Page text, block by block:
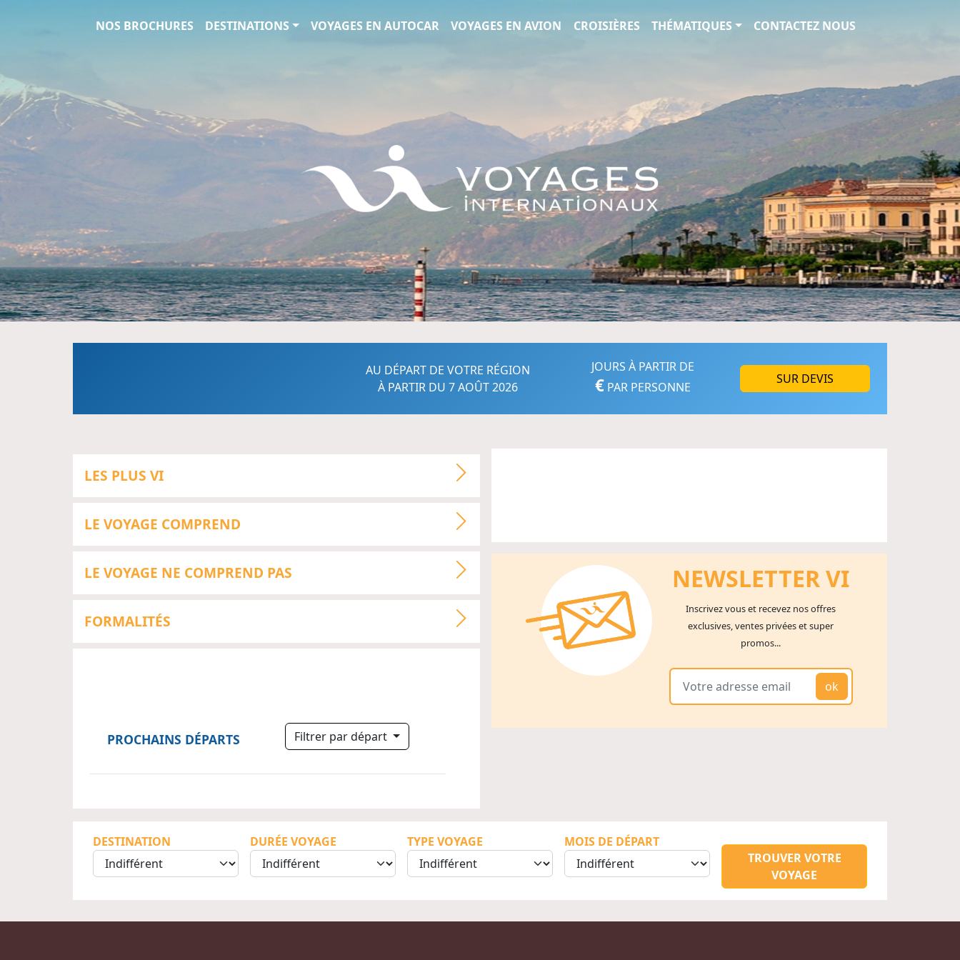
NOS BROCHURES DESTINATIONS VOYAGES EN AUTOCAR VOYAGES EN AVION CROISIÈRES THÉMATIQUES CONTACTEZ NOUS
AU DÉPART DE VOTRE RÉGION
À PARTIR DU 7 AOÛT 2026
JOURS À PARTIR DE
€ PAR PERSONNE
SUR DEVIS
NEWSLETTER VI
Inscrivez vous et recevez nos offres
exclusives, ventes privées et super
promos...
ok
LES PLUS VI
LE VOYAGE COMPREND
LE VOYAGE NE COMPREND PAS
FORMALITÉS
PROCHAINS DÉPARTS Filtrer par départ
DESTINATION DURÉE VOYAGE TYPE VOYAGE
MOIS DE DÉPART
TROUVER VOTRE
VOYAGE